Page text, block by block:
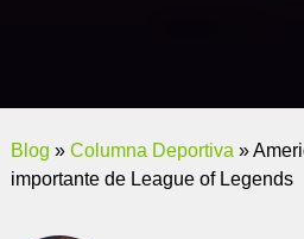
Blog » Columna Deportiva»
importante de League of Legends